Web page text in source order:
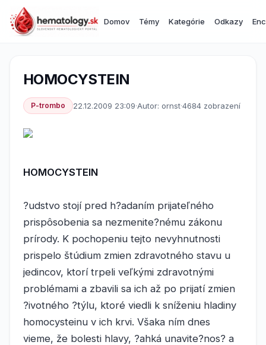
Domov Témy Kategórie Odkazy
HOMOCYSTEIN
P-trombo 22.12.2009 23:09·Autor: ornst·4684 zobrazení
HOMOCYSTEIN
?udstvo stojí pred h?adaním prijateľného
prispôsobenia sa nezmenite?nému zákonu
prírody. K pochopeniu tejto nevyhnutnosti
prispelo štúdium zmien zdravotného stavu u
jedincov, ktorí trpeli veľkými zdravotnými
problémami a zbavili sa ich až po prijatí zmien
?ivotného ?týlu, ktoré viedli k sníženiu hladiny
homocysteinu v ich krvi. Všaka ním dnes
vieme, že bolesti hlavy, ?ahká unavite?nos? a